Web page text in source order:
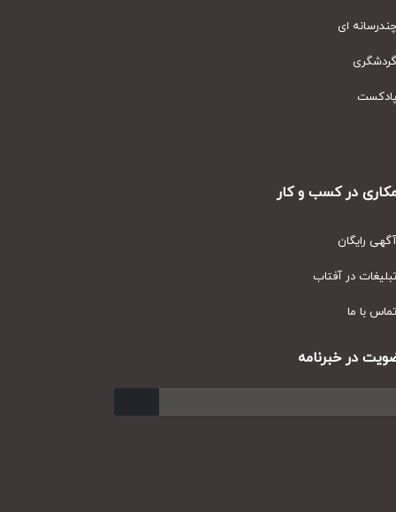
ای
در کسب و کار
رایگان
در آفتاب
با ما
در خبرنامه